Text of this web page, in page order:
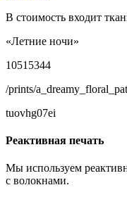
В стоимость входит
«Летние ночи»
10515344
/prints/
tuovhg07ei
Реактивная печать
Мы используем
с волокнами.